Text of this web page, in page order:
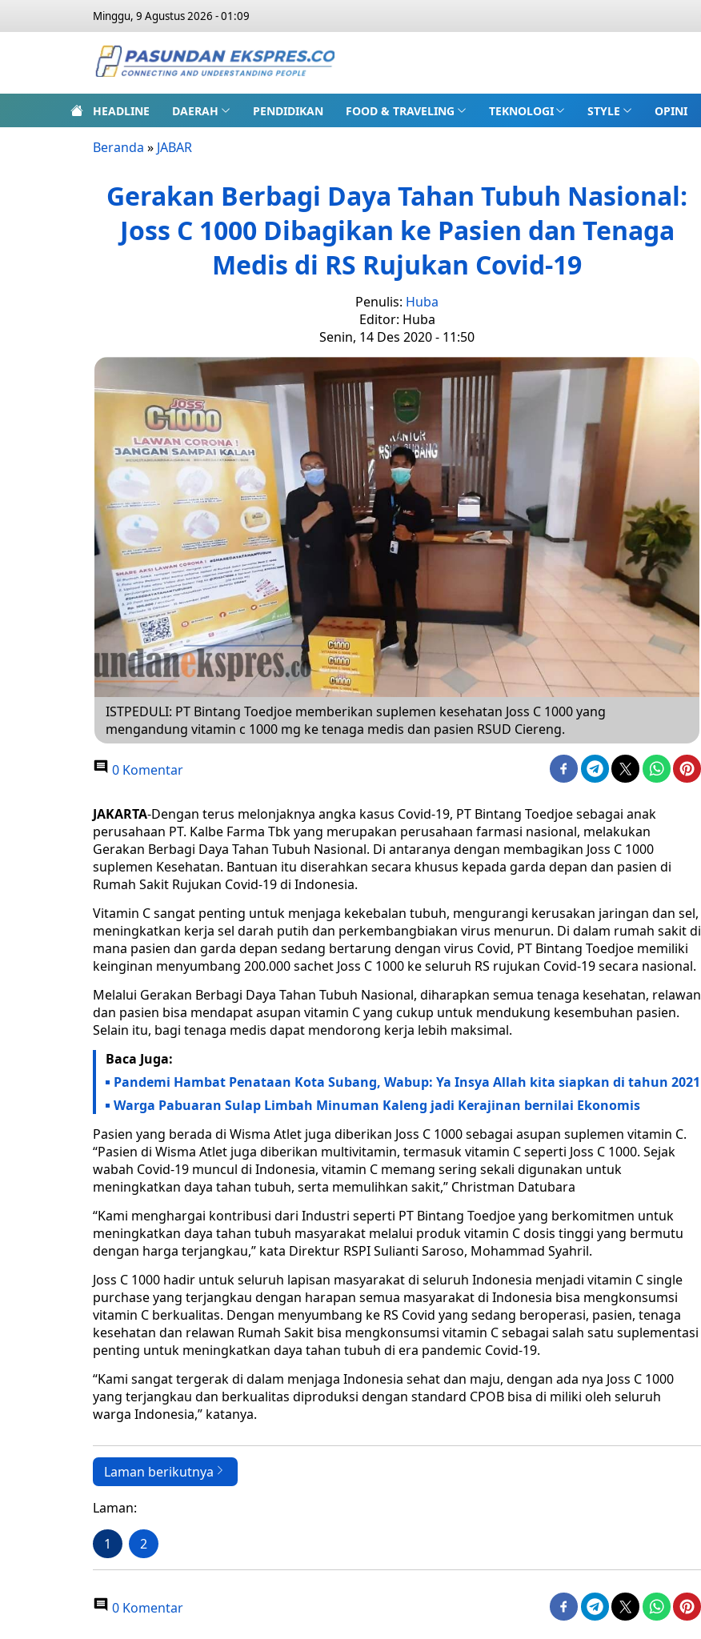
Minggu, 9 Agustus 2026 - 01:09
HEADLINE DAERAH PENDIDIKAN FOOD & TRAVELING TEKNOLOGI STYLE OPINI
Beranda » JABAR
Gerakan Berbagi Daya Tahan Tubuh Nasional:
Joss C 1000 Dibagikan ke Pasien dan Tenaga
Medis di RS Rujukan Covid-19
Penulis: Huba
Editor: Huba
Senin, 14 Des 2020 - 11:50
ISTPEDULI: PT Bintang Toedjoe memberikan suplemen kesehatan Joss C 1000 yang
mengandung vitamin c 1000 mg ke tenaga medis dan pasien RSUD Ciereng.
0 Komentar
JAKARTA-Dengan terus melonjaknya angka kasus Covid-19, PT Bintang Toedjoe sebagai anak
perusahaan PT. Kalbe Farma Tbk yang merupakan perusahaan farmasi nasional, melakukan
Gerakan Berbagi Daya Tahan Tubuh Nasional. Di antaranya dengan membagikan Joss C 1000
suplemen Kesehatan. Bantuan itu diserahkan secara khusus kepada garda depan dan pasien di
Rumah Sakit Rujukan Covid-19 di Indonesia.
Vitamin C sangat penting untuk menjaga kekebalan tubuh, mengurangi kerusakan jaringan dan sel,
meningkatkan kerja sel darah putih dan perkembangbiakan virus menurun. Di dalam rumah sakit di
mana pasien dan garda depan sedang bertarung dengan virus Covid, PT Bintang Toedjoe memiliki
keinginan menyumbang 200.000 sachet Joss C 1000 ke seluruh RS rujukan Covid-19 secara nasional.
Melalui Gerakan Berbagi Daya Tahan Tubuh Nasional, diharapkan semua tenaga kesehatan, relawan
dan pasien bisa mendapat asupan vitamin C yang cukup untuk mendukung kesembuhan pasien.
Selain itu, bagi tenaga medis dapat mendorong kerja lebih maksimal.
Baca Juga:
Pandemi Hambat Penataan Kota Subang, Wabup: Ya Insya Allah kita siapkan di tahun 2021
Warga Pabuaran Sulap Limbah Minuman Kaleng jadi Kerajinan bernilai Ekonomis
Pasien yang berada di Wisma Atlet juga diberikan Joss C 1000 sebagai asupan suplemen vitamin C.
“Pasien di Wisma Atlet juga diberikan multivitamin, termasuk vitamin C seperti Joss C 1000. Sejak
wabah Covid-19 muncul di Indonesia, vitamin C memang sering sekali digunakan untuk
meningkatkan daya tahan tubuh, serta memulihkan sakit,” Christman Datubara
“Kami menghargai kontribusi dari Industri seperti PT Bintang Toedjoe yang berkomitmen untuk
meningkatkan daya tahan tubuh masyarakat melalui produk vitamin C dosis tinggi yang bermutu
dengan harga terjangkau,” kata Direktur RSPI Sulianti Saroso, Mohammad Syahril.
Joss C 1000 hadir untuk seluruh lapisan masyarakat di seluruh Indonesia menjadi vitamin C single
purchase yang terjangkau dengan harapan semua masyarakat di Indonesia bisa mengkonsumsi
vitamin C berkualitas. Dengan menyumbang ke RS Covid yang sedang beroperasi, pasien, tenaga
kesehatan dan relawan Rumah Sakit bisa mengkonsumsi vitamin C sebagai salah satu suplementasi
penting untuk meningkatkan daya tahan tubuh di era pandemic Covid-19.
“Kami sangat tergerak di dalam menjaga Indonesia sehat dan maju, dengan ada nya Joss C 1000
yang terjangkau dan berkualitas diproduksi dengan standard CPOB bisa di miliki oleh seluruh
warga Indonesia,” katanya.
Laman berikutnya
Laman:
1 2
0 Komentar